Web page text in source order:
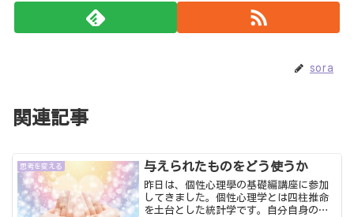
sora
関連記事
思考を変える 与えられたものをどう使うか
昨日は、個性心理學の基礎編講座に参加
してきました。個性心理学とは四柱推命
を土台とした統計学です。自分自身の勉